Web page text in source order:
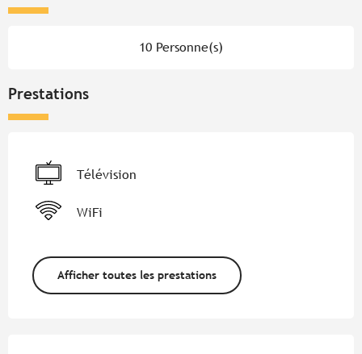
10 Personne(s)
Prestations
Télévision
WiFi
Afficher toutes les prestations